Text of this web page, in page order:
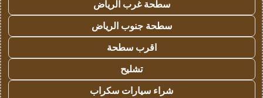
سطحة غرب الرياض
سطحة جنوب الرياض
اقرب سطحة
تشليح
شراء سيارات سكراب